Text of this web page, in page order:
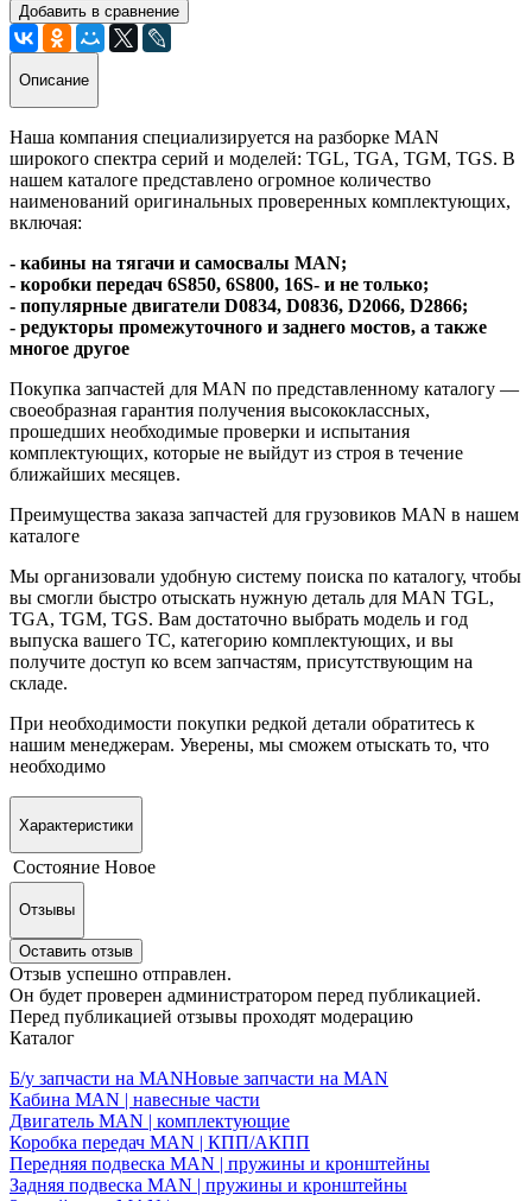
Добавить в сравнение
Описание
Наша компания специализируется на разборке MAN
широкого спектра серий и моделей: TGL, TGA, TGM, TGS. В
нашем каталоге представлено огромное количество
наименований оригинальных проверенных комплектующих,
включая:
- кабины на тягачи и самосвалы MAN;
- коробки передач 6S850, 6S800, 16S- и не только;
- популярные двигатели D0834, D0836, D2066, D2866;
- редукторы промежуточного и заднего мостов, а также
многое другое
Покупка запчастей для MAN по представленному каталогу —
своеобразная гарантия получения высококлассных,
прошедших необходимые проверки и испытания
комплектующих, которые не выйдут из строя в течение
ближайших месяцев.
Преимущества заказа запчастей для грузовиков MAN в нашем
каталоге
Мы организовали удобную систему поиска по каталогу, чтобы
вы смогли быстро отыскать нужную деталь для MAN TGL,
TGA, TGM, TGS. Вам достаточно выбрать модель и год
выпуска вашего ТС, категорию комплектующих, и вы
получите доступ ко всем запчастям, присутствующим на
складе.
При необходимости покупки редкой детали обратитесь к
нашим менеджерам. Уверены, мы сможем отыскать то, что
необходимо
Характеристики
Состояние Новое
Отзывы
Оставить отзыв
Отзыв успешно отправлен.
Он будет проверен администратором перед публикацией.
Перед публикацией отзывы проходят модерацию
Каталог
Б/у запчасти на MANНовые запчасти на MAN
Кабина MAN | навесные части
Двигатель MAN | комплектующие
Коробка передач MAN | КПП/АКПП
Передняя подвеска MAN | пружины и кронштейны
Задняя подвеска MAN | пружины и кронштейны